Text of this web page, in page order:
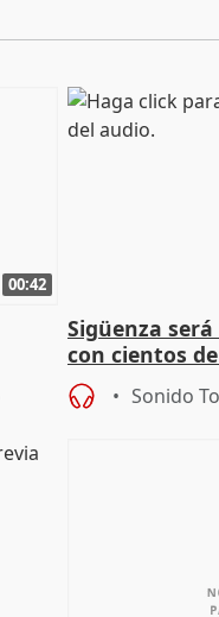
00:42
Sigüenza
con cientos
espectadores
Sonido